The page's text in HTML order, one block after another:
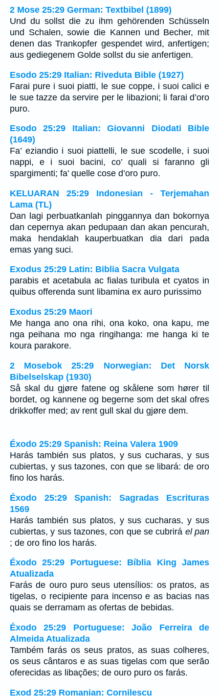
2 Mose 25:29 German: Textbibel (1899)
Und du sollst die zu ihm gehörenden Schüsseln
und Schalen, sowie die Kannen und Becher, mit
denen das Trankopfer gespendet wird, anfertigen;
aus gediegenem Golde sollst du sie anfertigen.
Esodo 25:29 Italian: Riveduta Bible (1927)
Farai pure i suoi piatti, le sue coppe, i suoi calici e
le sue tazze da servire per le libazioni; li farai d’oro
puro.
Esodo 25:29 Italian: Giovanni Diodati Bible
(1649)
Fa’ eziandio i suoi piattelli, le sue scodelle, i suoi
nappi, e i suoi bacini, co’ quali si faranno gli
spargimenti; fa’ quelle cose d’oro puro.
KELUARAN 25:29 Indonesian - Terjemahan
Lama (TL)
Dan lagi perbuatkanlah pinggannya dan bokornya
dan cepernya akan pedupaan dan akan pencurah,
maka hendaklah kauperbuatkan dia dari pada
emas yang suci.
Exodus 25:29 Latin: Biblia Sacra Vulgata
parabis et acetabula ac fialas turibula et cyatos in
quibus offerenda sunt libamina ex auro purissimo
Exodus 25:29 Maori
Me hanga ano ona rihi, ona koko, ona kapu, me
nga peihana mo nga ringihanga: me hanga ki te
koura parakore.
2 Mosebok 25:29 Norwegian: Det Norsk
Bibelselskap (1930)
Så skal du gjøre fatene og skålene som hører til
bordet, og kannene og begerne som det skal ofres
drikkoffer med; av rent gull skal du gjøre dem.
Éxodo 25:29 Spanish: Reina Valera 1909
Harás también sus platos, y sus cucharas, y sus
cubiertas, y sus tazones, con que se libará: de oro
fino los harás.
Éxodo 25:29 Spanish: Sagradas Escrituras
1569
Harás también sus platos, y sus cucharas, y sus
cubiertas, y sus tazones, con que se cubrirá el pan
; de oro fino los harás.
Éxodo 25:29 Portuguese: Bíblia King James
Atualizada
Farás de ouro puro seus utensílios: os pratos, as
tigelas, o recipiente para incenso e as bacias nas
quais se derramam as ofertas de bebidas.
Éxodo 25:29 Portuguese: João Ferreira de
Almeida Atualizada
Também farás os seus pratos, as suas colheres,
os seus cântaros e as suas tigelas com que serão
oferecidas as libações; de ouro puro os farás.
Exod 25:29 Romanian: Cornilescu